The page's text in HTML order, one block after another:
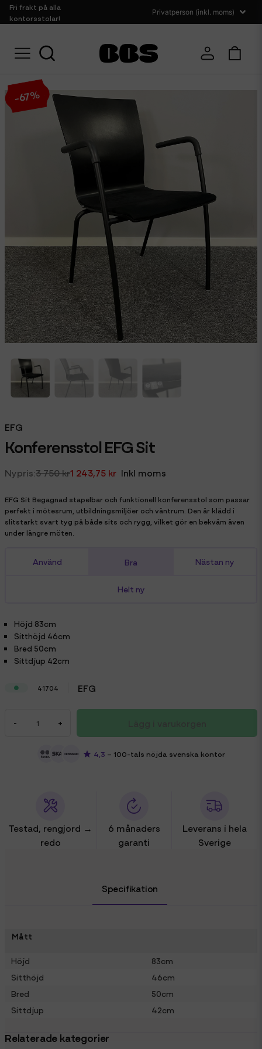
Fri frakt på alla
kontorsstolar!
Hem Sittmöbler Konferensstolar Konferensstol EFG Sit
-67%
EFG
Konferensstol EFG Sit
3 750 kr1 243,75 kr Inkl moms
EFG Sit Begagnad stapelbar och funktionell konferensstol som passar
perfekt i mötesrum, utbildningsmiljöer och väntrum. Den är klädd i
slitstarkt svart tyg på både sits och rygg, vilket gör en bekväm även
under längre möten.
Använd Bra Nästan ny
Helt ny
Höjd 83cm
Sitthöjd 46cm
Bred 50cm
Sittdjup 42cm
41704 EFG
- +
4,3 – 100-tals nöjda svenska kontor
Testad, rengjord →
redo
6 månaders
garanti
Leverans i hela
Sverige
Specifikation
Mått
Höjd
83cm
Sitthöjd
46cm
Bred
50cm
Sittdjup
42cm
Relaterade kategorier